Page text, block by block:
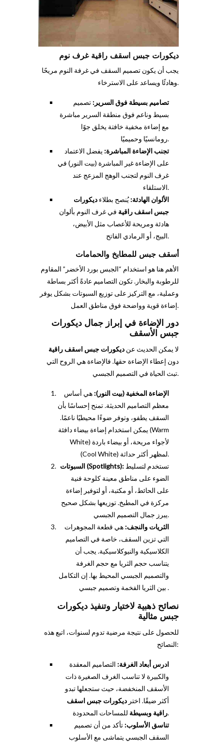
ديكورات جبس اسقف راقية غرف نوم
يجب أن يكون تصميم السقف في غرفة النوم مريحًا
وهادئًا ويساعد على الاسترخاء.
تصاميم بسيطة فوق السرير: تصميم
بسيط وناعم فوق منطقة السرير مباشرة
مع إضاءة مخفية خافتة يخلق جوًا
رومانسيًا وحميميًا.
تجنب الإضاءة المباشرة: يفضل الاعتماد
على الإضاءة غير المباشرة (بيت النور) في
غرف النوم لتجنب الوهج المزعج عند
الاستلقاء.
الألوان الهادئة:يُنصح بطلاء ديكورات
جبس اسقف راقية في غرف النوم بألوان
هادئة ومريحة للأعصاب مثل الأبيض،
البيج، أو الرمادي الفاتح.
أسقف جبس للمطابخ والحمامات
الأهم هنا هو استخدام “الجبس بورد الأخضر” المقاوم
للرطوبة والبخار. تكون التصاميم عادةً أكثر بساطة
وعملية، مع التركيز على توزيع السبوتات بشكل يوفر
إضاءة قوية وواضحة فوق مناطق العمل.
دور الإضاءة في إبراز جمال ديكورات
جبس الأسقف
لا يمكن الحديث عن ديكورات جبس اسقف راقية
دون إعطاء الإضاءة حقها. فالإضاءة هي الروح التي
تبث الحياة في التصميم الجبسي.
الإضاءة المخفية (بيت النور): هي أساس
معظم التصاميم الحديثة. تمنح إحساسًا بأن
السقف يطفو، وتوفر ضوءًا محيطيًا ناعمًا.
يمكن استخدام إضاءة بيضاء دافئة (Warm
White) لأجواء مريحة، أو بيضاء باردة
(Cool White) لمظهر أكثر حداثة.
السبوتات (Spotlights):
الضوء على مناطق معينة كلوحة فنية
على الحائط، أو مكتبة، أو لتوفير إضاءة
مركزة في المطبخ. توزيعها بشكل صحيح
يبرز جمال التصميم الجبسي.
الثريات والنجف: هي قطعة المجوهرات
التي تزين السقف، خاصة في التصاميم
الكلاسيكية والنيوكلاسيكية. يجب أن
يتناسب حجم الثريا مع حجم الغرفة
والتصميم الجبسي المحيط بها. إن التكامل
بين الثريا الفخمة وتصميم جبسي .
نصائح ذهبية لاختيار وتنفيذ ديكورات
جبس مثالية
للحصول على نتيجة مرضية تدوم لسنوات، اتبع هذه
النصائح:
ادرس أبعاد الغرفة: التصاميم المعقدة
والكبيرة لا تناسب الغرف الصغيرة ذات
الأسقف المنخفضة، حيث ستجعلها تبدو
أكثر ضيقًا. اختر ديكورات جبس اسقف
راقية وبسيطةللمساحات المحدودة.
تناسق الأسلوب: تأكد من أن تصميم
السقف الجبسي يتماشى مع الأسلوب